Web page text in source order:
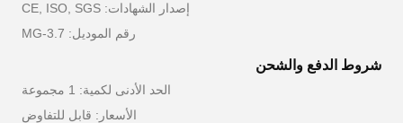
إصدار الشهادات: CE, ISO, SGS
رقم الموديل: MG-3.7
شروط الدفع والشحن
الحد الأدنى لكمية: 1 مجموعة
الأسعار: قابل للتفاوض